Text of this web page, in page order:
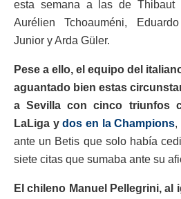
esta semana a las de Thibaut
Aurélien Tchoauméni,
Junior y Arda Güler.
Pese a ello, el equipo del
aguantado bien estas
a Sevilla con cinco triunfos
LaLiga ydos en la Champions,
ante un Betis que solo había
siete citas que sumaba ante su
El chileno Manuel Pellegrini, al